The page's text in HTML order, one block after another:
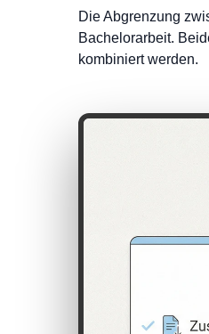
Die Abgrenzung
Bachelorarbeit.
kombiniert werden.